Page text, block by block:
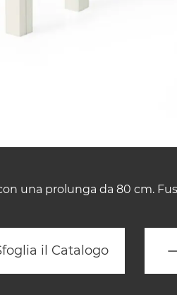
una prolunga da 80 cm.
il Catalogo